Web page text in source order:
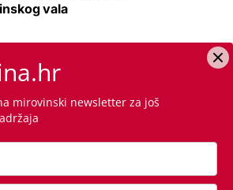
vala
znamo i jeste li
mirovinski newsletter za još